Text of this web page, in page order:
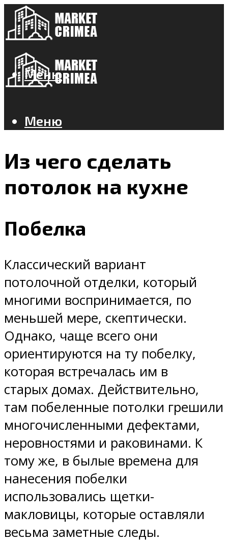
Меню
Меню
Из чего сделать
потолок на кухне
Побелка
Классический вариант
потолочной отделки, который
многими воспринимается, по
меньшей мере, скептически.
Однако, чаще всего они
ориентируются на ту побелку,
которая встречалась им в
старых домах. Действительно,
там побеленные потолки грешили
многочисленными дефектами,
неровностями и раковинами. К
тому же, в былые времена для
нанесения побелки
использовались щетки-
макловицы, которые оставляли
весьма заметные следы.